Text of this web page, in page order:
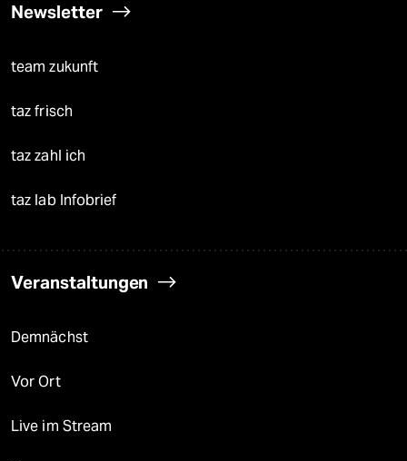
Newsletter
team zukunft
taz frisch
taz zahl ich
taz lab Infobrief
Veranstaltungen
Demnächst
Vor Ort
Live im Stream